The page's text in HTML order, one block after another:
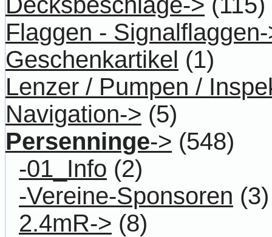
Flaggen -
Geschenkartikel (1)
Lenzer / Pumpen /
Navigation-> (5)
Persenninge-> (548)
-01_Info (2)
-Vereine-Sponsoren (3)
2.4mR-> (8)